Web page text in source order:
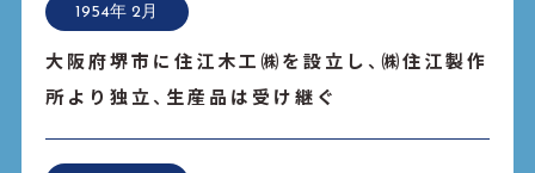
1954年 2月
大阪府堺市に住江木工㈱を設立し、㈱住江製作
所より独立、生産品は受け継ぐ